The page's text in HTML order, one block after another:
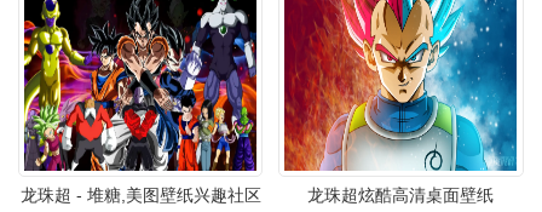
龙珠超 - 堆糖,美图壁纸兴趣社区 龙珠超炫酷高清桌面壁纸